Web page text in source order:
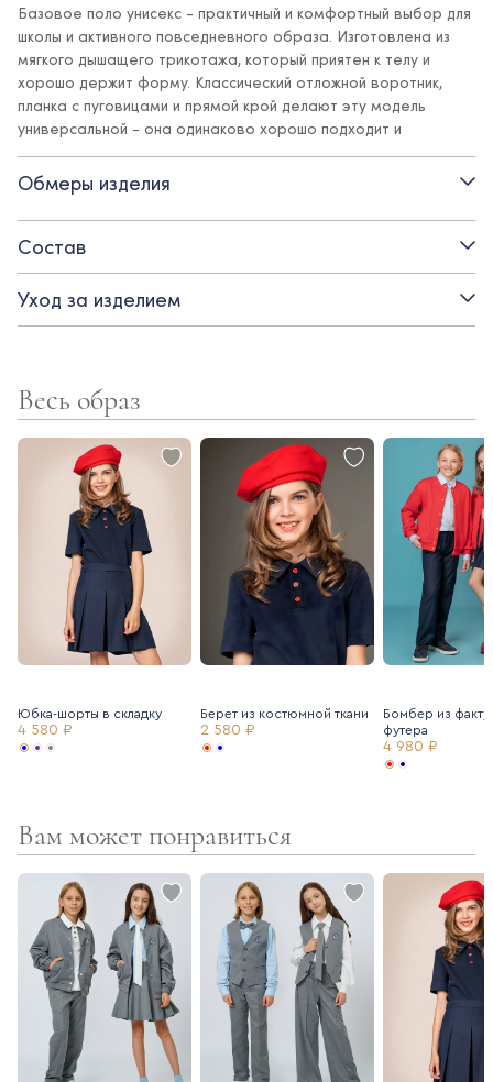
Базовое поло унисекс - практичный и комфортный выбор для
школы и активного повседневного образа. Изготовлена из
мягкого дышащего трикотажа, который приятен к телу и
хорошо держит форму. Классический отложной воротник,
планка с пуговицами и прямой крой делают эту модель
универсальной - она одинаково хорошо подходит и
девочкам, и мальчикам. Отлично сочетается с брюками,
юбками, пиджаками.
Детали:
- короткий рукав
Обмеры изделия
Состав
Уход за изделием
Весь образ
Юбка-шорты в складку
4 580 ₽
Берет из костюмной ткани
2 580 ₽
Бомбер из
футера
4 980 ₽
Вам может понравиться